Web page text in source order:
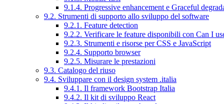
9.1.4. Progressive enhancement e Graceful
9.2. Strumenti di supporto allo sviluppo del software
9.2.1. Feature detection
9.2.2. Verificare le feature disponibili con Can I
9.2.3. Strumenti e risorse per CSS e JavaScript
9.2.4. Supporto browser
9.2.5. Misurare le prestazioni
9.3. Catalogo del riuso
9.4. Sviluppare con il design system .italia
9.4.1. Il framework Bootstrap Italia
9.4.2. Il kit di sviluppo React